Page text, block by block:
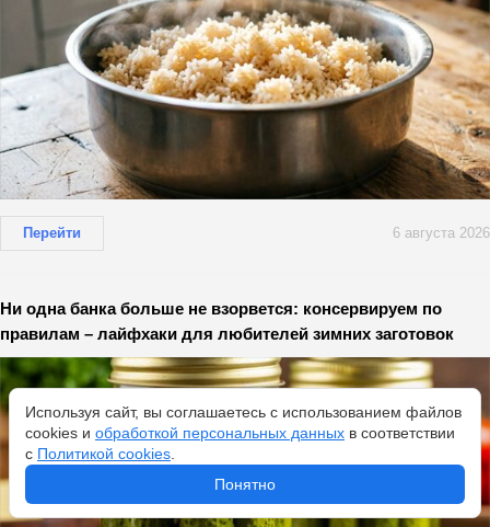
Перейти 6 августа 2026
Ни одна банка больше не взорвется: консервируем по
правилам – лайфхаки для любителей зимних заготовок
Используя сайт, вы соглашаетесь с использованием файлов
cookies и обработкой персональных данных в соответствии
с Политикой cookies
Понятно